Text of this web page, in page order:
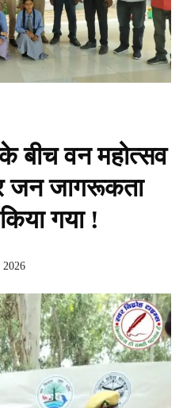
बीच वन महोत्सव
जन जागरूकता
गया !
2026